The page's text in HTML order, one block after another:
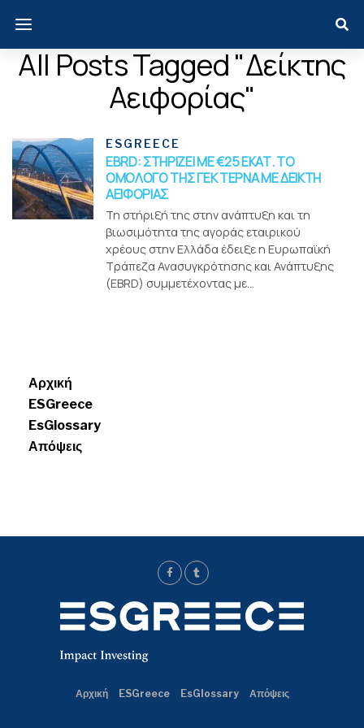
All Posts Tagged "δείκτης
Αειφορίας"
ESGREECE
EBRD: ΣΤΗΡΙΖΕΙ ΜΕ €25 ΕΚΑΤ. ΤΟ
ΟΜΟΛΟΓΟ ΤΗΣ ΓΕΚ ΤΕΡΝΑ ΜΕ ΔΕΙΚΤΗ
ΑΕΙΦΟΡΙΑΣ
Τη στήριξή της στην ανάπτυξη και τη
βιωσιμότητα της αγοράς εταιρικού
χρέους στην Ελλάδα έδειξε η Ευρωπαϊκή
Τράπεζα Ανασυγκρότησης και Ανάπτυξης
(EBRD) συμμετέχοντας με...
Αρχική
ESGreece
EsGlossary
Απόψεις
Αρχική ESGreece EsGlossary Απόψεις